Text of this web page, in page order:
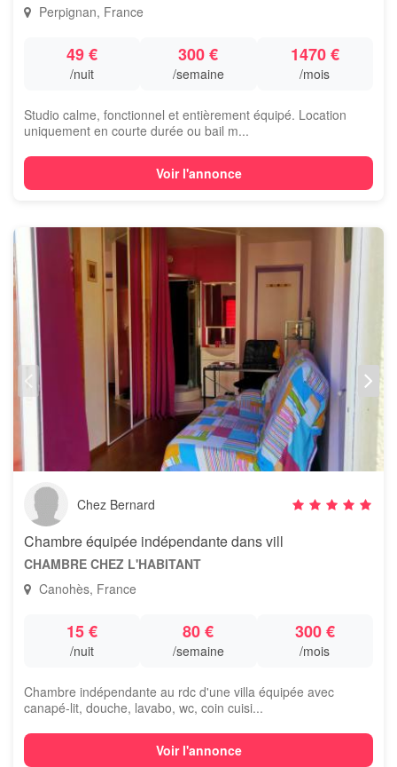
Perpignan, France
49 €
/nuit
300 €
/semaine
1470 €
/mois
Studio calme, fonctionnel et entièrement équipé. Location
uniquement en courte durée ou bail m...
Voir l'annonce
Chez Bernard
Chambre équipée indépendante dans vill
CHAMBRE CHEZ L'HABITANT
Canohès, France
15 €
/nuit
80 €
/semaine
300 €
/mois
Chambre indépendante au rdc d'une villa équipée avec
canapé-lit, douche, lavabo, wc, coin cuisi...
Voir l'annonce